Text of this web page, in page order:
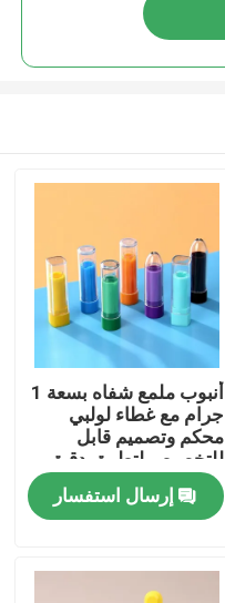
أنبوب ملمع شفاه بسعة 1
جرام مع غطاء لولبي
محكم وتصميم قابل
للتخصيص لتطبيق دقيق
إرسال استفسار